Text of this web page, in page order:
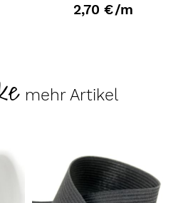
2,70 €/m
mehr Artikel